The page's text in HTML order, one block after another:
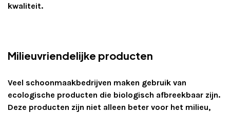
kwaliteit.
Milieuvriendelijke producten
Veel schoonmaakbedrijven maken gebruik van
ecologische producten die biologisch afbreekbaar zijn.
Deze producten zijn niet alleen beter voor het milieu,